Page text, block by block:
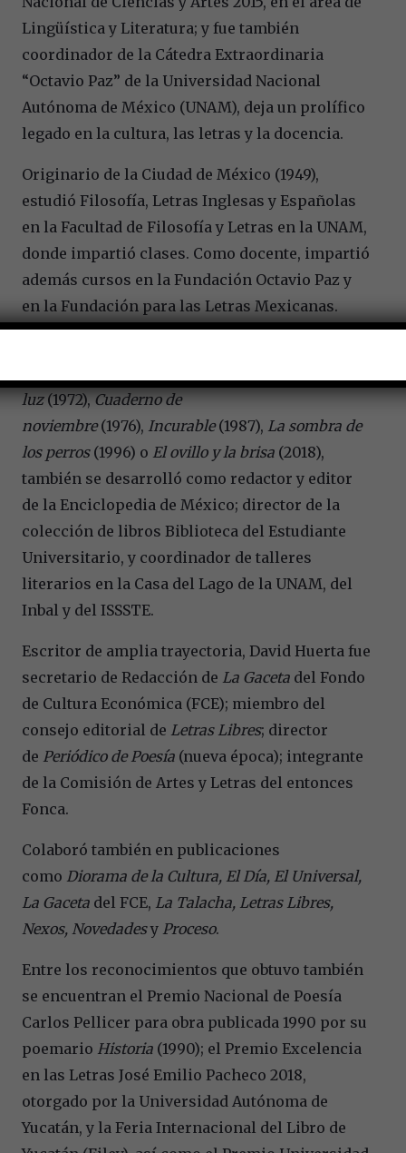
Lingüística y Literatura; y fue también
coordinador de la Cátedra Extraordinaria
“Octavio Paz” de la Universidad Nacional
Autónoma de México (UNAM), deja un prolífico
legado en la cultura, las letras y la docencia.
Originario de la Ciudad de México (1949),
estudió Filosofía, Letras Inglesas y Españolas
en la Facultad de Filosofía y Letras en la UNAM,
donde impartió clases. Como docente, impartió
además cursos en la Fundación Octavio Paz y
en la Fundación para las Letras Mexicanas.
luz(1972),Cuaderno de
noviembre(1976), Incurable(1987), La sombra de
los perros(1996) o El ovillo y la brisa (2018),
también se desarrolló como redactor y editor
de la Enciclopedia de México; director de la
colección de libros Biblioteca del Estudiante
Universitario, y coordinador de talleres
literarios en la Casa del Lago de la UNAM, del
Inbal y del ISSSTE.
Escritor de amplia trayectoria, David Huerta fue
secretario de Redacción de La Gaceta del Fondo
de Cultura Económica (FCE); miembro del
consejo editorial de Letras Libres; director
de Periódico de Poesía (nueva época); integrante
de la Comisión de Artes y Letras del entonces
Fonca.
Colaboró también en publicaciones
como Diorama de la Cultura, El Día, El Universal,
La Gaceta del FCE, La Talacha, Letras Libres,
Nexos, Novedadesy Proceso.
Entre los reconocimientos que obtuvo también
se encuentran el Premio Nacional de Poesía
Carlos Pellicer para obra publicada 1990 por su
poemario Historia (1990); el Premio Excelencia
en las Letras José Emilio Pacheco 2018,
otorgado por la Universidad Autónoma de
Yucatán, y la Feria Internacional del Libro de